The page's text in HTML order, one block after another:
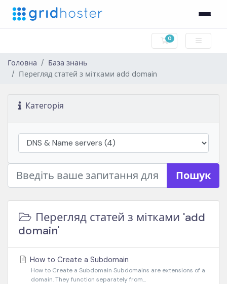
0
Кошик
Головна
База знань
Перегляд статей з мітками add domain
Категорія
Пошук
Перегляд статей з мітками 'add
domain'
How to Create a Subdomain
How to Create a Subdomain Subdomains are extensions of a
domain. They function separately from...